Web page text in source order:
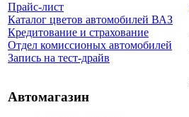
Прайс-лист
Каталог цветов автомобилей ВАЗ
Кредитование и страхование
Отдел комиссионых автомобилей
Запись на тест-драйв
Автомагазин